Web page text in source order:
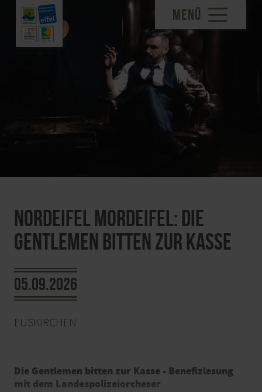
MENÜ
Nordeifel Mordeifel: Die
Gentlemen bitten zur Kasse
05.09.2026
EUSKIRCHEN
Die Gentlemen bitten zur Kasse - Benefizlesung
mit dem Landespolizeiorcheser